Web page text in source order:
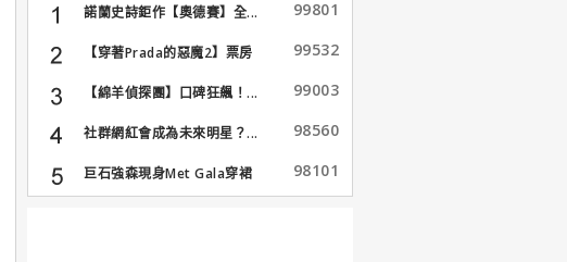
諾蘭史詩鉅作【奧德賽】全...
99801
【穿著Prada的惡魔2】票房
99532
【綿羊偵探團】口碑狂飆！... 99003
社群網紅會成為未來明星？... 98560
巨石強森現身Met Gala穿裙
子...
98101